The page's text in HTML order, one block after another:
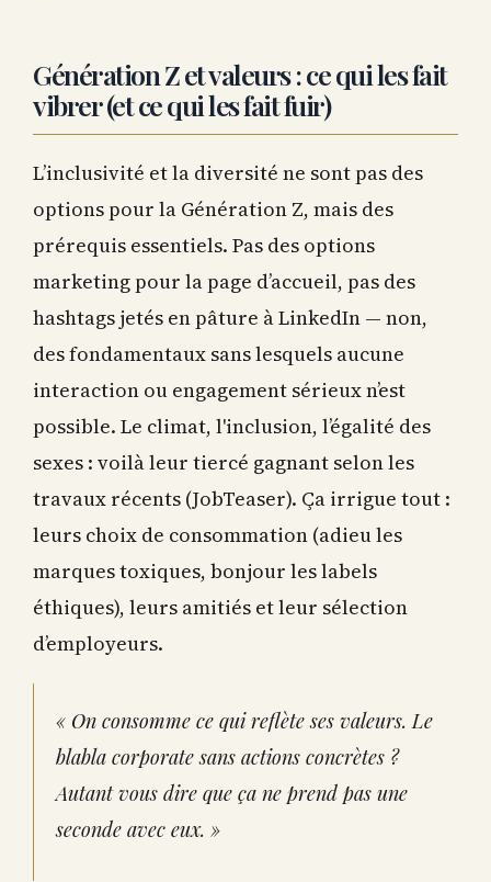
Génération Z et valeurs : ce qui les fait
vibrer (et ce qui les fait fuir)
L’inclusivité et la diversité ne sont pas des
options pour la Génération Z, mais des
prérequis essentiels. Pas des options
marketing pour la page d’accueil, pas des
hashtags jetés en pâture à LinkedIn — non,
des fondamentaux sans lesquels aucune
interaction ou engagement sérieux n’est
possible. Le climat, l'inclusion, l’égalité des
sexes : voilà leur tiercé gagnant selon les
travaux récents (JobTeaser). Ça irrigue tout :
leurs choix de consommation (adieu les
marques toxiques, bonjour les labels
éthiques), leurs amitiés et leur sélection
d’employeurs.
« On consomme ce qui reflète ses valeurs. Le
blabla corporate sans actions concrètes ?
Autant vous dire que ça ne prend pas une
seconde avec eux. »